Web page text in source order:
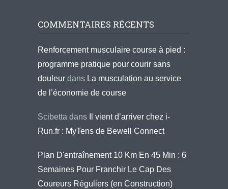
COMMENTAIRES RÉCENTS
Renforcement musculaire course à pied :
programme pratique pour courir sans
douleur dans La musculation au service
de l’économie de course
Scibetta dans
Il vient d’arriver chez i-
Run.fr : MyTens de Bewell Connect
Plan D'entraînement 10 Km En 45 Min : 6
Semaines Pour Franchir Le Cap Des
Coureurs Réguliers (en Construction)